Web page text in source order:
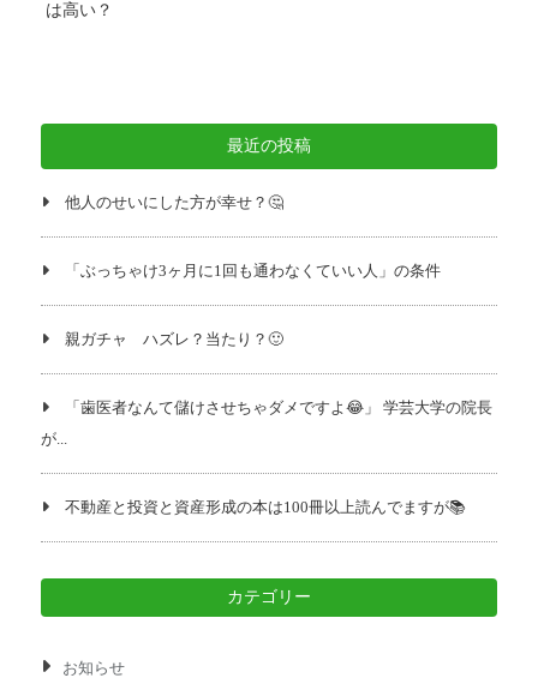
は高い？
最近の投稿
他人のせいにした方が幸せ？🤔
「ぶっちゃけ3ヶ月に1回も通わなくていい人」の条件
親ガチャ ハズレ？当たり？🙂
「歯医者なんて儲けさせちゃダメですよ😂」 学芸大学の院長
が...
不動産と投資と資産形成の本は100冊以上読んでますが📚️
カテゴリー
お知らせ